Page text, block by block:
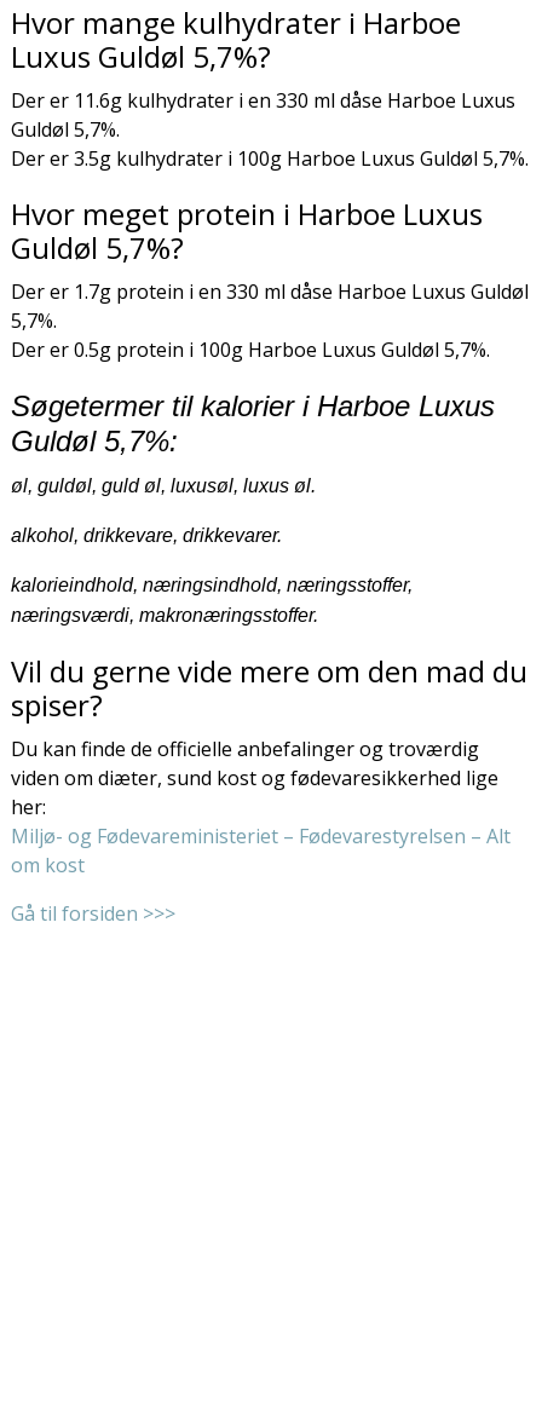
Hvor mange kulhydrater i Harboe
Luxus Guldøl 5,7%?
Der er 11.6g kulhydrater i en 330 ml dåse Harboe Luxus
Guldøl 5,7%.
Der er 3.5g kulhydrater i 100g Harboe Luxus Guldøl 5,7%.
Hvor meget protein i Harboe Luxus
Guldøl 5,7%?
Der er 1.7g protein i en 330 ml dåse Harboe Luxus Guldøl
5,7%.
Der er 0.5g protein i 100g Harboe Luxus Guldøl 5,7%.
Søgetermer til kalorier i Harboe Luxus
Guldøl 5,7%:
øl, guldøl, guld øl, luxusøl, luxus øl.
alkohol, drikkevare, drikkevarer.
kalorieindhold, næringsindhold, næringsstoffer,
næringsværdi, makronæringsstoffer.
Vil du gerne vide mere om den mad du
spiser?
Du kan finde de officielle anbefalinger og troværdig
viden om diæter, sund kost og fødevaresikkerhed lige
her:
Miljø- og Fødevareministeriet – Fødevarestyrelsen – Alt
om kost
Gå til forsiden >>>